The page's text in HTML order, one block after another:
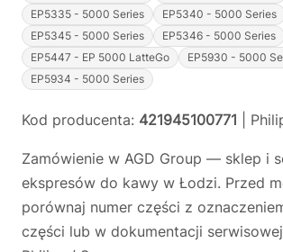
EP5335 - 5000 Series
EP5340 - 5000 Series
EP5345 - 5000 Series
EP5346 - 5000 Series
EP5447 - EP 5000 LatteGo
EP5930 - 5000
EP5934 - 5000 Series
Kod producenta: 421945100771 |
Zamówienie w AGD Group — sklep i
ekspresów do kawy w Łodzi. Przed
porównaj numer części z
części lub w dokumentacji